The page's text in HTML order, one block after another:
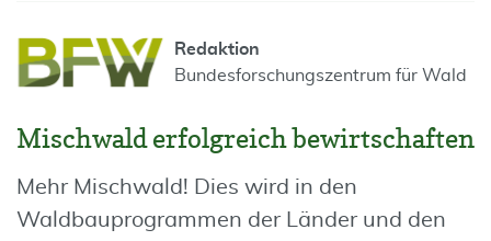
Redaktion
Bundesforschungszentrum für Wald
Mischwald erfolgreich bewirtschaften
Mehr Mischwald! Dies wird in den
Waldbauprogrammen der Länder und den